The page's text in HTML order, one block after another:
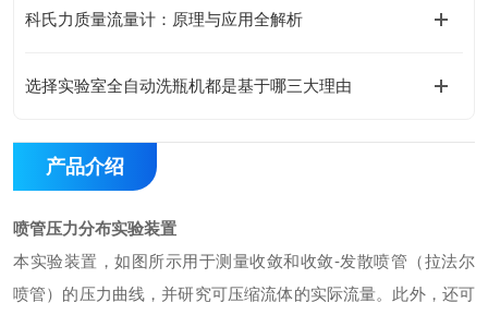
科氏力质量流量计：原理与应用全解析
选择实验室全自动洗瓶机都是基于哪三大理由
产品介绍
喷管压力分布实验装置
本实验装置，如图所示用于测量收敛和收敛-发散喷管（拉法尔
喷管）的压力曲线，并研究可压缩流体的实际流量。此外，还可